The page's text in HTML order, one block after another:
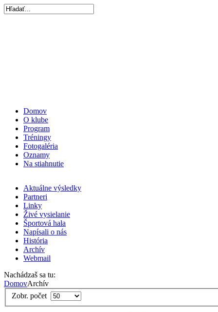
Domov
O klube
Program
Tréningy
Fotogaléria
Oznamy
Na stiahnutie
Aktuálne výsledky
Partneri
Linky
Živé vysielanie
Športová hala
Napísali o nás
História
Archív
Webmail
Nachádzaš sa tu:
DomovArchív
Zobr. počet